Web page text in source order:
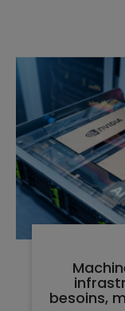
besoins,